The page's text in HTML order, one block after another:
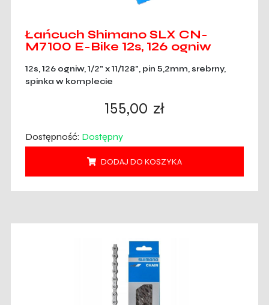
Łańcuch Shimano SLX CN-
M7100 E-Bike 12s, 126 ogniw
12s, 126 ogniw, 1/2" x 11/128", pin 5,2mm, srebrny,
spinka w komplecie
155,00 zł
Dostępność: Dostępny
DODAJ DO KOSZYKA